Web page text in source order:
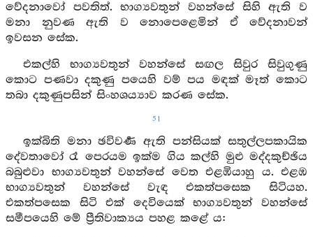
වේදනාවෝ පවතිත්. භාග්‍යවතුන් වහන්සේ සිහි ඇති ව
මනා නුවණ ඇති ව නොපෙළෙමින් ඒ වේදනාවන්
ඉවසන සේක.
එකල්හි භාග්‍යවතුන් වහන්සේ සඟල සිවුර සිවුගුණු
කොට පණවා දකුණු පයෙහි වම් පය මඳක් මෑත් කොට
තබා දකුණුපසින් සිංහශය්‍යාව කරණ සේක.
51
ඉක්බිති මනා ඡවිවර්‍ණ ඇති පන්සියක් සතුල්ලපකායික
දේවතාවෝ රෑ පෙරයම ඉක්ම ගිය කල්හි මුළු මද්දකුච්ඡිය
බබුළුවා භාග්‍යවතුන් වහන්සේ වෙත එළඹියාහු ය. එළඹ
භාග්‍යවතුන් වහන්සේ වැඳ එකත්පසෙක සිටියහ.
එකත්පසෙක සිටි එක් දෙවියෙක් භාග්‍යවතුන් වහන්සේ
සමීපයෙහි මේ ප්‍රීතිවාක්‍යය පහළ කළේ ය: